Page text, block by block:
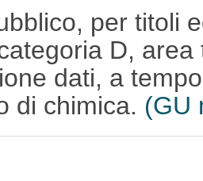
per titoli
D,
dati, a
di chimica. (GU